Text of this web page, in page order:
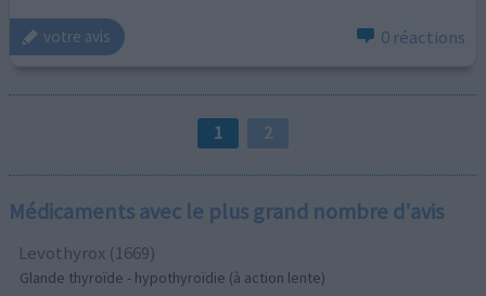
votre avis 0 réactions
1 2
Médicaments avec le plus grand nombre d'avis
Levothyrox (1669)
Glande thyroïde - hypothyroïdie (à action lente)